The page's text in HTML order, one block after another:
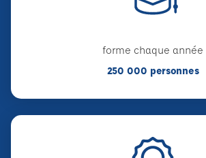
forme chaque année
250 000 personnes